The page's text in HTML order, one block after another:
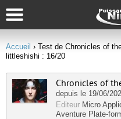
Accueil › Test de Chronicles of
littleshishi : 16/20
Chronicles of
depuis le 19/06/
Editeur Micro
Aventure Plate-